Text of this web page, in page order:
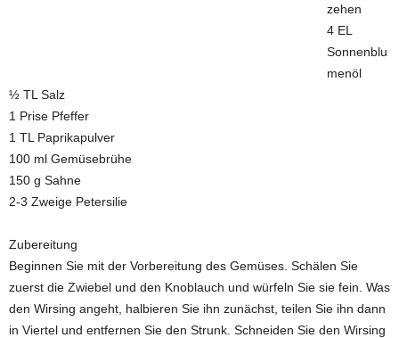
zehen
4 EL
Sonnenblu
menöl
½ TL Salz
1 Prise Pfeffer
1 TL Paprikapulver
100 ml Gemüsebrühe
150 g Sahne
2-3 Zweige Petersilie
Zubereitung
Beginnen Sie mit der Vorbereitung des Gemüses. Schälen Sie
zuerst die Zwiebel und den Knoblauch und würfeln Sie sie fein. Was
den Wirsing angeht, halbieren Sie ihn zunächst, teilen Sie ihn dann
in Viertel und entfernen Sie den Strunk. Schneiden Sie den Wirsing